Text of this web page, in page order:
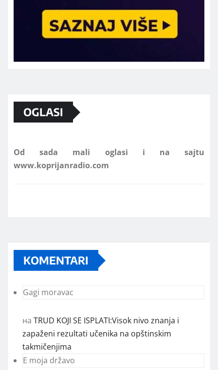
OGLASI
KOMENTARI
Gagi moravac
на TRUD KOJI SE ISPLATI:Visok nivo znanja i
zapaženi rezultati učenika na opštinskim
takmičenjima
E moja državo